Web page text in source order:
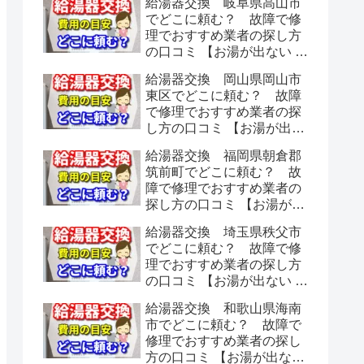
給湯器交換 岐阜県高山市
でどこに頼む？ 故障で修
理でおすすめ業者の探し方
の口コミ 【お湯が出ない 水
給湯器交換 岡山県岡山市
東区でどこに頼む？ 故障
で修理でおすすめ業者の探
し方の口コミ 【お湯が出な
給湯器交換 福岡県朝倉郡
筑前町でどこに頼む？ 故
障で修理でおすすめ業者の
探し方の口コミ 【お湯が出
給湯器交換 埼玉県秩父市
でどこに頼む？ 故障で修
理でおすすめ業者の探し方
の口コミ 【お湯が出ない 水
給湯器交換 和歌山県海南
市でどこに頼む？ 故障で
修理でおすすめ業者の探し
方の口コミ 【お湯が出ない